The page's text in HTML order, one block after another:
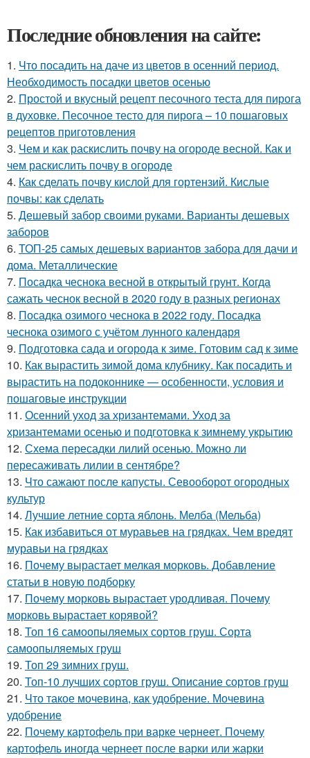
Последние обновления на сайте:
1. Что посадить на даче из цветов в осенний период.
Необходимость посадки цветов осенью
2. Простой и вкусный рецепт песочного теста для пирога
в духовке. Песочное тесто для пирога – 10 пошаговых
рецептов приготовления
3. Чем и как раскислить почву на огороде весной. Как и
чем раскислить почву в огороде
4. Как сделать почву кислой для гортензий. Кислые
почвы: как сделать
5. Дешевый забор своими руками. Варианты дешевых
заборов
6. ТОП-25 самых дешевых вариантов забора для дачи и
дома. Металлические
7. Посадка чеснока весной в открытый грунт. Когда
сажать чеснок весной в 2020 году в разных регионах
8. Посадка озимого чеснока в 2022 году. Посадка
чеснока озимого с учётом лунного календаря
9. Подготовка сада и огорода к зиме. Готовим сад к зиме
10. Как вырастить зимой дома клубнику. Как посадить и
вырастить на подоконнике — особенности, условия и
пошаговые инструкции
11. Осенний уход за хризантемами. Уход за
хризантемами осенью и подготовка к зимнему укрытию
12. Схема пересадки лилий осенью. Можно ли
пересаживать лилии в сентябре?
13. Что сажают после капусты. Севооборот огородных
культур
14. Лучшие летние сорта яблонь. Мелба (Мельба)
15. Как избавиться от муравьев на грядках. Чем вредят
муравьи на грядках
16. Почему вырастает мелкая морковь. Добавление
статьи в новую подборку
17. Почему морковь вырастает уродливая. Почему
морковь вырастает корявой?
18. Топ 16 самоопыляемых сортов груш. Сорта
самоопыляемых груш
19. Топ 29 зимних груш.
20. Топ-10 лучших сортов груш. Описание сортов груш
21. Что такое мочевина, как удобрение. Мочевина
удобрение
22. Почему картофель при варке чернеет. Почему
картофель иногда чернеет после варки или жарки